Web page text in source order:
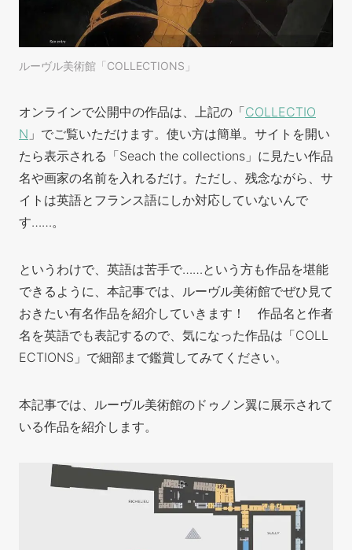
ルーヴル美術館「COLLECTIONS」
オンラインで公開中の作品は、上記の「COLLECTIO
N 」でご覧いただけます。使い方は簡単。サイトを開い
たら表示される「Seach the collections」に見たい作品
名や画家の名前を入れるだけ。ただし、残念ながら、サ
イトは英語とフランス語にしか対応していないんで
す……。
というわけで、英語は苦手で……という方も作品を堪能
できるように、本記事では、ルーヴル美術館でぜひ見て
おきたい有名作品を紹介していきます！ 作品名と作者
名を英語でも表記するので、気になった作品は「COLL
ECTIONS」で細部まで鑑賞してみてください。
本記事では、ルーヴル美術館のドゥノン翼に展示されて
いる作品を紹介します。